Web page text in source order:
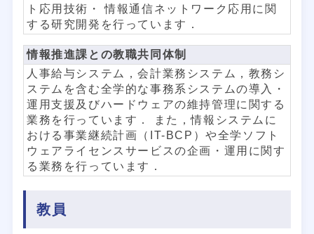
ト応用技術・ 情報通信ネットワーク応用に関
する研究開発を行っています．
情報推進課との教職共同体制
人事給与システム，会計業務システム，教務シ
ステムを含む全学的な事務系システムの導入・
運用支援及びハードウェアの維持管理に関する
業務を行っています． また，情報システムに
おける事業継続計画（IT-BCP）や全学ソフト
ウェアライセンスサービスの企画・運用に関す
る業務を行っています．
教員